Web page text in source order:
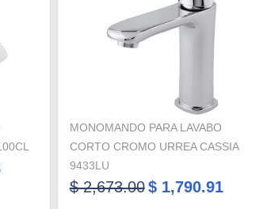
MONOMANDO PARA LAVABO
CORTO CROMO URREA CASSIA
9433LU
$ 2,673.00 $ 1,790.91